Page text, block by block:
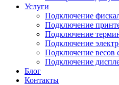
Услуги
Подключение
Подключение
Подключение
Подключение
Подключение весов
Подключение
Блог
Контакты